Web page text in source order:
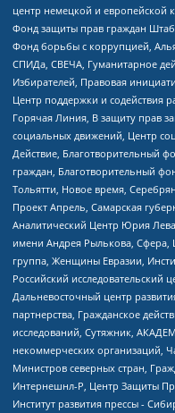
центр немецкой и европейской
Фонд защиты прав граждан
Фонд борьбы с коррупцией,
СПИДа, СВЕЧА, Гуманитарное
Избирателей, Правовая
Центр поддержки и содействия
Горячая Линия, В защиту прав
социальных движений, Центр
Действие, Благотворительный
граждан, Благотворительный
Тольятти, Новое время,
Проект Апрель, Самарская
Аналитический Центр Юрия
имени Андрея Рылькова, Сфера,
группа, Женщины Евразии,
Российский исследовательский
Дальневосточный центр
партнерства, Гражданское
исследований, Сутяжник,
некоммерческих организаций,
Министров северных стран,
Интернешнл-Р, Центр Защиты
Институт развития прессы -